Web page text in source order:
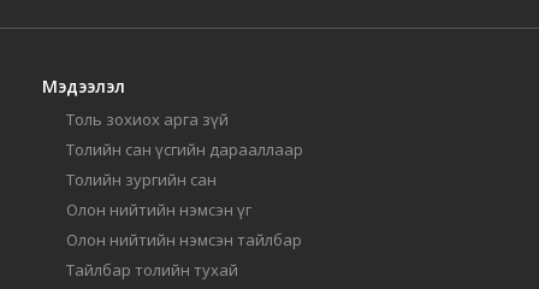
Мэдээлэл
Толь зохиох арга зүй
Толийн сан үсгийн дарааллаар
Толийн зургийн сан
Олон нийтийн нэмсэн үг
Олон нийтийн нэмсэн тайлбар
Тайлбар толийн тухай